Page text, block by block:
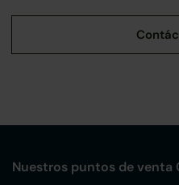
Nuestros puntos de venta